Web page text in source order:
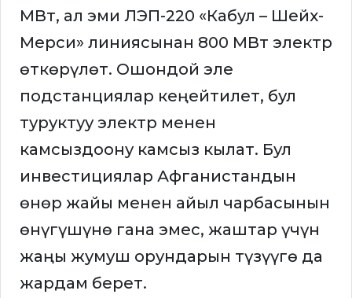
МВт, ал эми ЛЭП-220 «Кабул – Шейх-
Мерси» линиясынан 800 МВт электр
өткөрүлөт. Ошондой эле
подстанциялар кеңейтилет, бул
туруктуу электр менен
камсыздоону камсыз кылат. Бул
инвестициялар Афганистандын
өнөр жайы менен айыл чарбасынын
өнүгүшүнө гана эмес, жаштар үчүн
жаңы жумуш орундарын түзүүгө да
жардам берет.